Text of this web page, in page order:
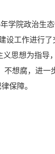
学院政治生
工作进行了
思想为指导
想腐，进一
保障。